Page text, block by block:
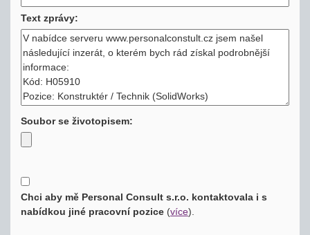
Text zprávy:
Soubor se životopisem:
Chci aby mě Personal Consult s.r.o. kontaktovala i s
nabídkou jiné pracovní pozice (více)